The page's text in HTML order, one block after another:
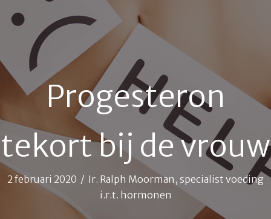
Progesteron
tekort bij de vrouw
2 februari 2020 / Ir. Ralph Moorman, specialist voeding
i.r.t. hormonen